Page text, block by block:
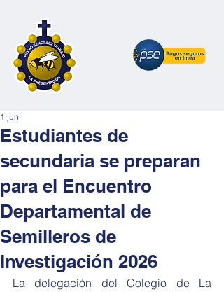
Estudiantes de
secundaria se preparan
para el Encuentro
Departamental de
Semilleros de
Investigación 2026
1 jun
La delegación del Colegio de La